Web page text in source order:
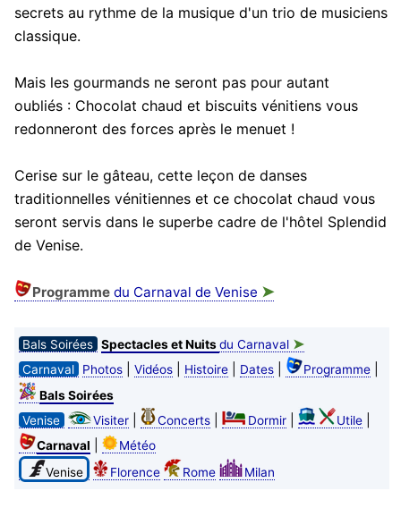
secrets au rythme de la musique d'un trio de musiciens
classique.
Mais les gourmands ne seront pas pour autant
oubliés : Chocolat chaud et biscuits vénitiens vous
redonneront des forces après le menuet !
Cerise sur le gâteau, cette leçon de danses
traditionnelles vénitiennes et ce chocolat chaud vous
seront servis dans le superbe cadre de l'hôtel Splendid
de Venise.
Programmedu Carnaval de Venise ➤
Bals Soirées Spectacles et Nuitsdu Carnaval ➤
Carnaval Photos| Vidéos| Histoire| Dates| Programme|
Bals Soirées
Venise
Visiter| Concerts| Dormir| Utile|
Carnaval
Météo
Venise
Florence Rome Milan